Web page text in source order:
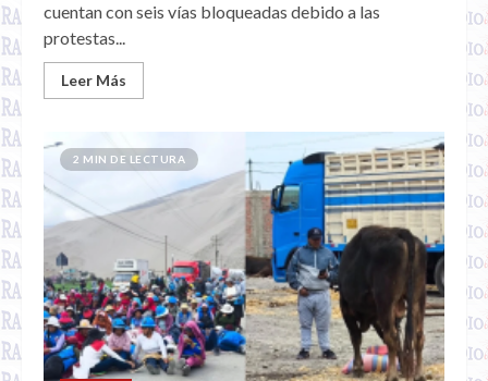
cuentan con seis vías bloqueadas debido a las
protestas...
Leer Más
2 MIN DE LECTURA